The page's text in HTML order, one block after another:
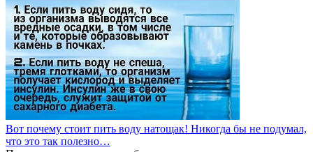
Вот почему стоит пить воду натощак! Никогда бы не подумал,
что это так полезно…